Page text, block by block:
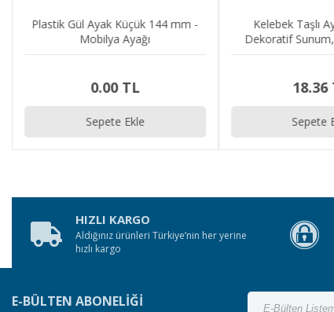
Plastik Gül Ayak Küçük 144 mm -
Mobilya Ayağı
0.00 TL
Sepete Ekle
Kelebek Taşlı
Dekoratif
18.36
Sepete
HIZLI KARGO
Aldığınız ürünleri Türkiye’nin her yerine
hızlı kargo
E-BÜLTEN ABONELİĞİ